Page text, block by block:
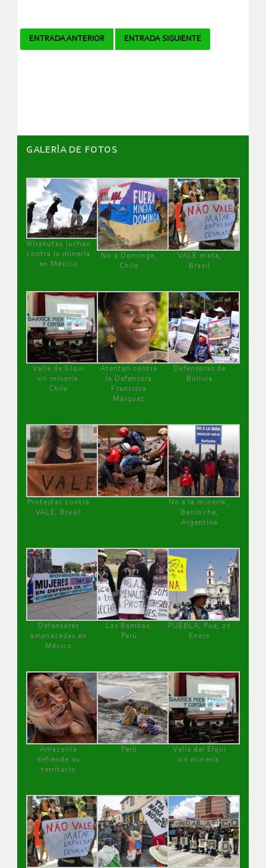
Navegador
ENTRADA ANTERIOR ENTRADA SIGUIENTE
GALERÌA DE FOTOS
Wirakutas luchan
contra la minería
en México
No a Dominga,
Chile
VALE mata,
Brasil
Valle de Elqui
sin minería.
Chile
Atentan contra
la Defensora
Francisca
Márquez
Defensoras de
Bolivia
Protestas contra
VALE, Brasil
No a la minería ,
Bariloche,
Argentina
Defensoras
amenazadas en
México
Las Bambas,
Perú
PUEBLA, Pue, 27
Enero
Amazonía
defiende su
territorio
Perú
Valle del Elqui
sin minería.